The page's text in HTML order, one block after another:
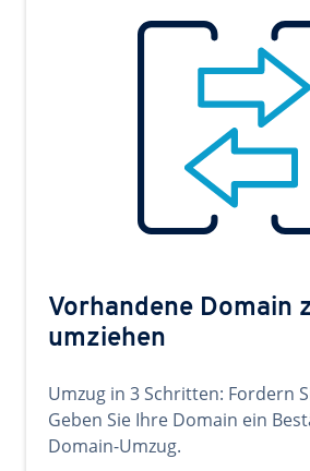
Vorhandene Domain
umziehen
Umzug in 3 Schritten: Fordern
Geben Sie Ihre Domain ein
Domain-Umzug.